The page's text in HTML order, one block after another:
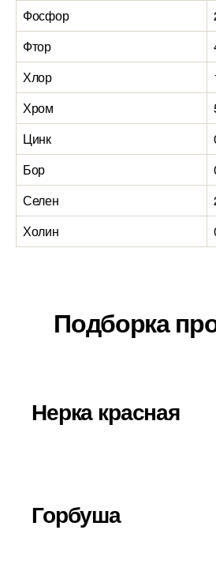
Фосфор
Фтор
Хлор
Хром
Цинк
Бор
Селен
Холин
Подборка
Нерка красная
Горбуша